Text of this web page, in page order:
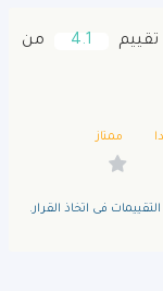
4.1
من
ممتاز
فى اتخاذ القرار.